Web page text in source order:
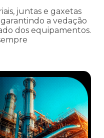
juntas e gaxetas
a vedação
dos equipamentos.